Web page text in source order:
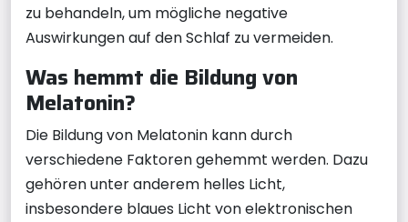
zu behandeln, um mögliche negative
Auswirkungen auf den Schlaf zu vermeiden.
Was hemmt die Bildung von
Melatonin?
Die Bildung von Melatonin kann durch
verschiedene Faktoren gehemmt werden. Dazu
gehören unter anderem helles Licht,
insbesondere blaues Licht von elektronischen